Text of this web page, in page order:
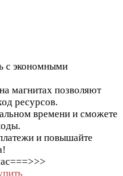
с экономными
магнитах позволяют
ресурсов.
времени и сможете
и повышайте